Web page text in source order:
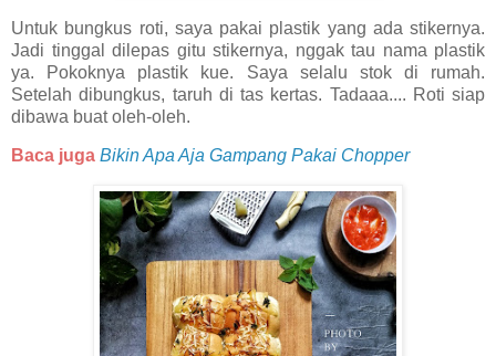
Untuk bungkus roti, saya pakai plastik yang ada stikernya.
Jadi tinggal dilepas gitu stikernya, nggak tau nama plastik
ya. Pokoknya plastik kue. Saya selalu stok di rumah.
Setelah dibungkus, taruh di tas kertas. Tadaaa.... Roti siap
dibawa buat oleh-oleh.
Baca juga Bikin Apa Aja Gampang Pakai Chopper